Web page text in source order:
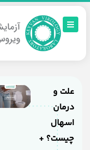
علت و
درمان
اسهال
چیست؟ +